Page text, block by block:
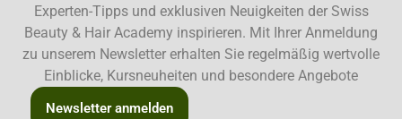
Experten-Tipps und exklusiven Neuigkeiten der Swiss
Beauty & Hair Academy inspirieren. Mit Ihrer Anmeldung
zu unserem Newsletter erhalten Sie regelmäßig wertvolle
Einblicke, Kursneuheiten und besondere Angebote
Newsletter anmelden